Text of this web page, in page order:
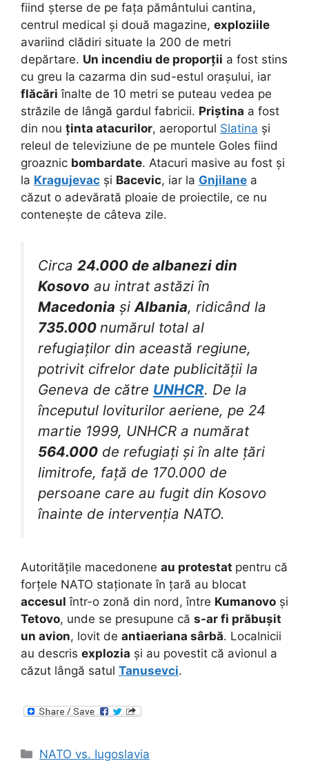
fiind șterse de pe fața pământului cantina,
centrul medical și două magazine, exploziile
avariind clădiri situate la 200 de metri
depărtare. Un incendiu de proporții a fost stins
cu greu la cazarma din sud-estul orașului, iar
flăcări înalte de 10 metri se puteau vedea pe
străzile de lângă gardul fabricii. Priștina a fost
din nou ținta atacurilor, aeroportul Slatina și
releul de televiziune de pe muntele Goles fiind
groaznic bombardate. Atacuri masive au fost și
la Kragujevac și Bacevic, iar la Gnjilane a
căzut o adevărată ploaie de proiectile, ce nu
contenește de câteva zile.
Circa 24.000 de albanezi din
Kosovo au intrat astăzi în
Macedonia și Albania, ridicând la
735.000 numărul total al
refugiaților din această regiune,
potrivit cifrelor date publicității la
Geneva de către UNHCR. De la
începutul loviturilor aeriene, pe 24
martie 1999, UNHCR a numărat
564.000 de refugiați și în alte țări
limitrofe, față de 170.000 de
persoane care au fugit din Kosovo
înainte de intervenția NATO.
Autoritățile macedonene au protestat pentru că
forțele NATO staționate în țară au blocat
accesul într-o zonă din nord, între Kumanovo și
Tetovo, unde se presupune că s-ar fi prăbușit
un avion, lovit de antiaeriana sârbă. Localnicii
au descris explozia și au povestit că avionul a
căzut lângă satul Tanusevci.
Categories
NATO vs. Iugoslavia